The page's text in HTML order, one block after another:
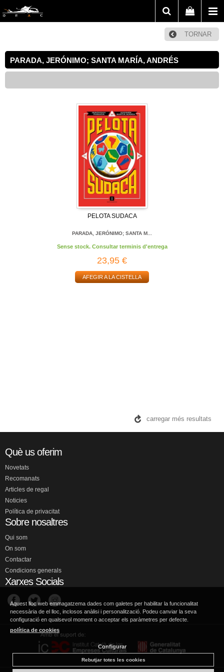
TORNAR
PARADA, JERÓNIMO; SANTA MARÍA, ANDRÉS
PELOTA SUDACA
PARADA, JERÓNIMO; SANTA M...
Sense stock. Consultar terminis d'entrega
23,95 €
AFEGIR A LA CISTELLA
carregar més resultats
Què us oferim
Novetats
Recomanats
Articles de regal
Noticies
Política de privacitat
Sobre nosaltres
Qui som
On som
Contactar
Condicions generals
Xarxes Socials
Aquest lloc web emmagatzema dades com galetes per habilitar la funcionalitat
necessària de el lloc, inclosos anàlisi i personalització. Podeu canviar la seva
configuració en qualsevol moment o acceptar els paràmetres per defecte.
política de cookies
Configurar
Rebutjar totes les cookies